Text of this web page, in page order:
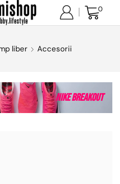
0
liber Accesorii
Nike Breakout